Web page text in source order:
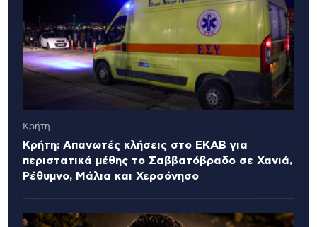
Κρήτη
Κρήτη: Απανωτές κλήσεις στο ΕΚΑΒ για
περιστατικά μέθης το Σαββατόβραδο σε Χανιά,
Ρέθυμνο, Μάλια και Χερσόνησο